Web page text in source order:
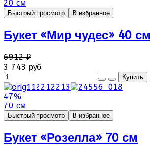
20 см
Быстрый просмотр В избранное
Букет «Мир чудес» 40 см
6912 ₽
3 743 руб
47%
70 см
Быстрый просмотр В избранное
Букет «Розелла» 70 см